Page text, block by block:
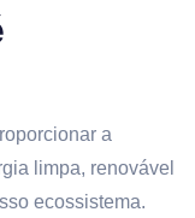
a
limpa, renovável
ecossistema.